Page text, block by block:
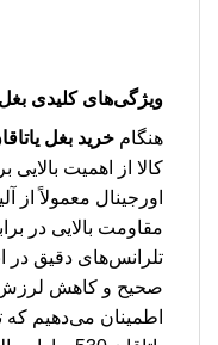
ویژگی‌های کلیدی بغل یاتاقان
هنگام خرید بغل یاتاقان
کالا از اهمیت
اورجینال معمولاً از
مقاومت بالایی در
تلرانس‌های دقیق در
صحیح و کاهش لرزش
اطمینان می‌دهیم